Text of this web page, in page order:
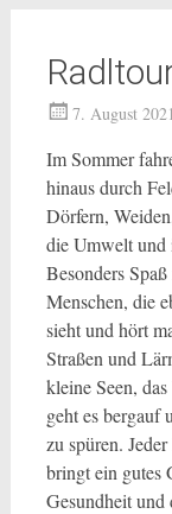
7. August 2021
Im Sommer
hinaus durch
Dörfern,
die Umwelt und
Besonders
Menschen, die
sieht und hört
Straßen und
kleine Seen,
geht es bergauf
zu spüren.
bringt ein gutes
Gesundheit und